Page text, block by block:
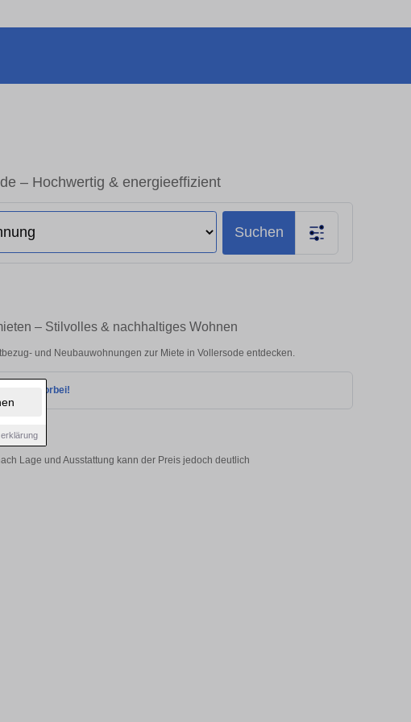
– Hochwertig & energieeffizient
Suchen
– Stilvolles & nachhaltiges Wohnen
und Neubauwohnungen zur Miete in Vollersode entdecken.
wieder vorbei!
Lage und Ausstattung kann der Preis jedoch deutlich